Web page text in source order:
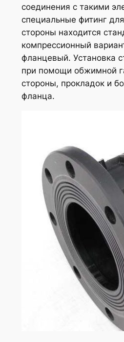
соединения с такими
специальные фитинг
стороны находится
компрессионный
фланцевый. Установка
при помощи обжимной
стороны, прокладок и
фланца.